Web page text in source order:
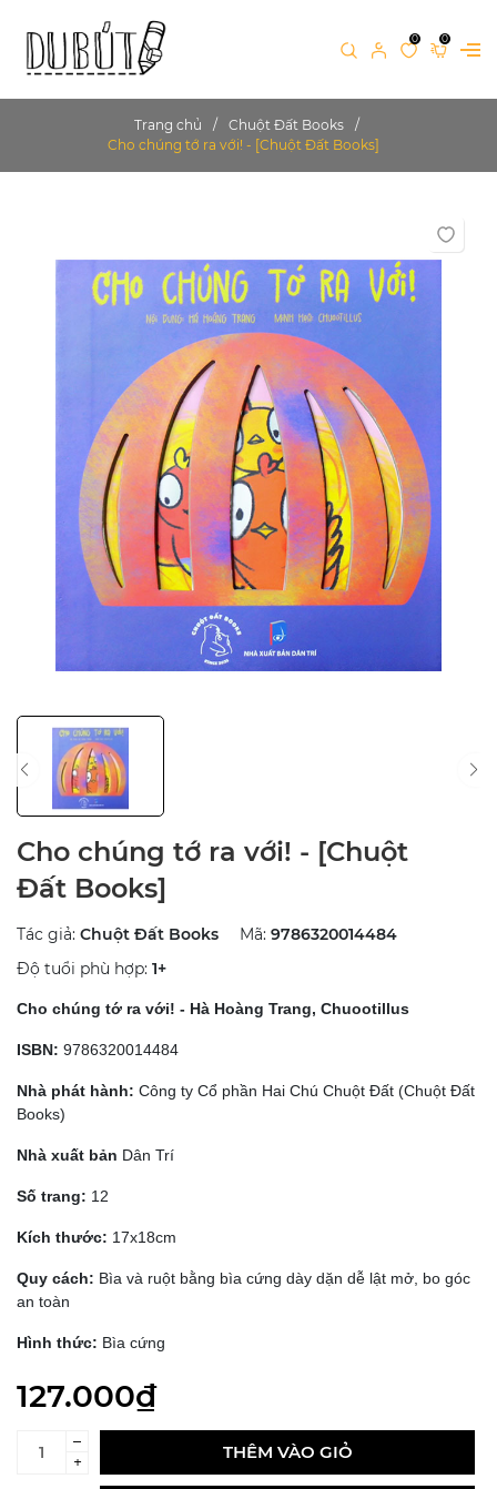
0 0
Trang chủ
Chuột Đất Books
Cho chúng tớ ra với! - [Chuột Đất Books]
Cho chúng tớ ra với! - [Chuột
Đất Books]
Tác giả: Chuột Đất Books Mã: 9786320014484
Độ tuổi phù hợp: 1+
Cho chúng tớ ra với! - Hà Hoàng Trang, Chuootillus
ISBN: 9786320014484
Nhà phát hành: Công ty Cổ phần Hai Chú Chuột Đất (Chuột Đất
Books)
Nhà xuất bản Dân Trí
Số trang: 12
Kích thước: 17x18cm
Quy cách: Bìa và ruột bằng bìa cứng dày dặn dễ lật mở, bo góc
an toàn
Hình thức: Bìa cứng
127.000₫
–
+
THÊM VÀO GIỎ